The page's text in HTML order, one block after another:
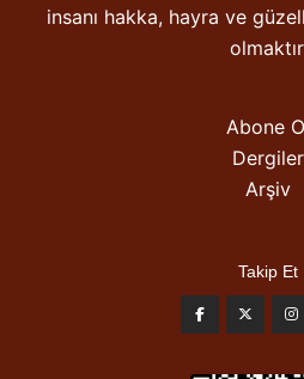
insanı hakka, hayra ve
Abone
Dergiler
Arşiv
Takip Et